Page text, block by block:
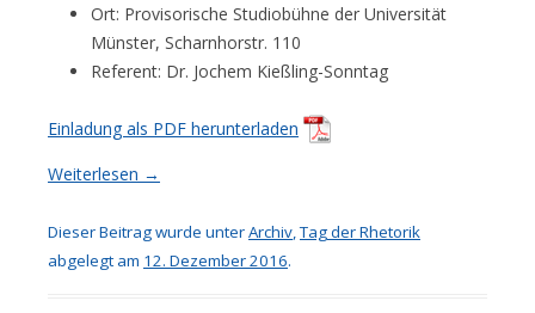
Ort: Provisorische Studiobühne der Universität
Münster, Scharnhorstr. 110
Referent: Dr. Jochem Kießling-Sonntag
Einladung als PDF herunterladen
Weiterlesen →
Dieser Beitrag wurde unterArchiv,Tag der Rhetorik
abgelegt am 12. Dezember 2016.